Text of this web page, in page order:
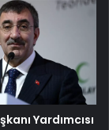
Yardımcısı